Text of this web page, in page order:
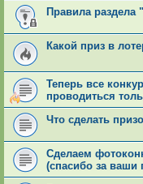
Правила раздела
Какой приз в
Теперь все
проводиться
Что сделать
Сделаем
(спасибо за ваши